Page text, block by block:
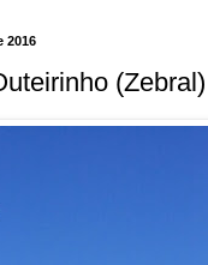
2016
(Zebral)